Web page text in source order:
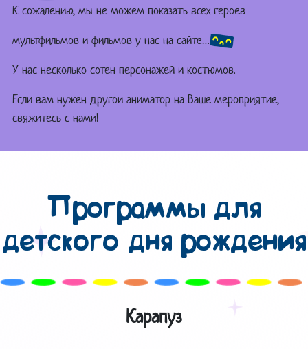
К сожалению, мы не можем показать всех героев
мультфильмов и фильмов у нас на сайте…
У нас несколько сотен персонажей и костюмов.
Если вам нужен другой аниматор на Ваше мероприятие,
свяжитесь с нами!
Программы для
детского дня рождения
Карапуз